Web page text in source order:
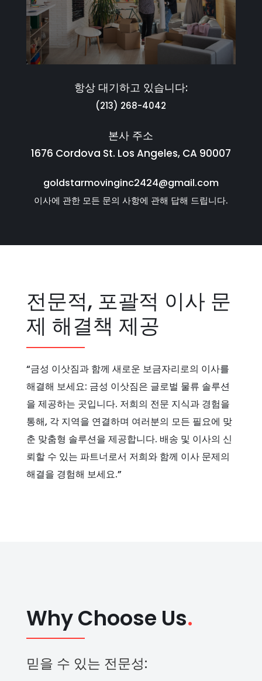
항상 대기하고 있습니다:
(213) 268-4042
본사 주소
1676 Cordova St. Los Angeles, CA 90007
goldstarmovinginc2424@gmail.com
이사에 관한 모든 문의 사항에 관해 답해 드립니다.
전문적, 포괄적 이사 문
제 해결책 제공
“금성 이삿짐과 함께 새로운 보금자리로의 이사를
해결해 보세요: 금성 이삿짐은 글로벌 물류 솔루션
을 제공하는 곳입니다. 저희의 전문 지식과 경험을
통해, 각 지역을 연결하며 여러분의 모든 필요에 맞
춘 맞춤형 솔루션을 제공합니다. 배송 및 이사의 신
뢰할 수 있는 파트너로서 저희와 함께 이사 문제의
해결을 경험해 보세요.”
Why Choose Us.
믿을 수 있는 전문성: